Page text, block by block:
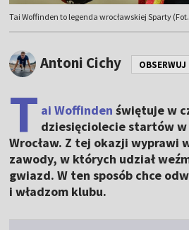
Tai Woffinden to legenda wrocławskiej Sparty
Antoni Cichy OBSERWUJ
T ai Woffinden świętuje w
dziesięciolecie startów
Wrocław. Z tej okazji wyprawi
zawody, w których udział
gwiazd. W ten sposób chce
i władzom klubu.